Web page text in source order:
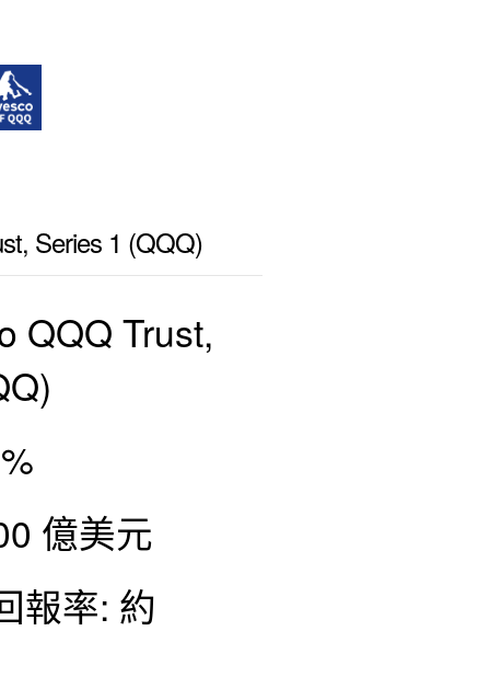
Series 1 (QQQ)
QQQ Trust,
億美元
報率: 約